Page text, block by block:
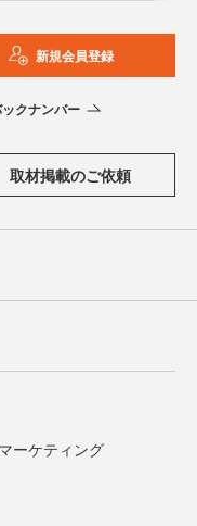
新規会員登録
クナンバー
取材掲載のご依頼
ーケティング